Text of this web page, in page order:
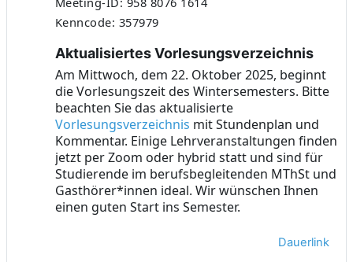
Kenncode: 357979
Aktualisiertes Vorlesungsverzeichnis
Am Mittwoch, dem 22. Oktober 2025, beginnt
die Vorlesungszeit des Wintersemesters. Bitte
beachten Sie das aktualisierte
Vorlesungsverzeichnis mit Stundenplan und
Kommentar. Einige Lehrveranstaltungen finden
jetzt per Zoom oder hybrid statt und sind für
Studierende im berufsbegleitenden MThSt und
Gasthörer*innen ideal. Wir wünschen Ihnen
einen guten Start ins Semester.
Dauerlink